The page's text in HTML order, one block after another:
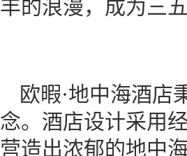
丰的浪漫，成为三
欧暇·地中海酒店
念。酒店设计采用
营造出浓郁的地中